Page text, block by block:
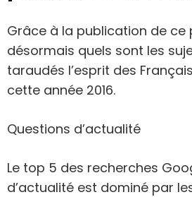
Grâce à la publication de ce
désormais quels sont les
taraudés l’esprit des
cette année 2016.
Questions d’actualité
Le top 5 des recherches
d’actualité est dominé par